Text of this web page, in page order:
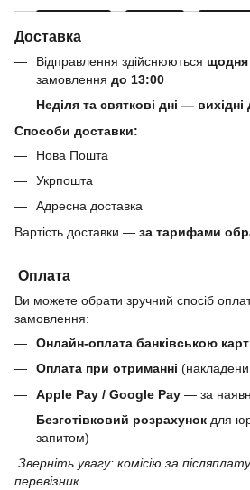
Доставка
Відправлення здійснюються щодня
замовлення до 13:00
Неділя та святкові дні — вихідні
Способи доставки:
Нова Пошта
Укрпошта
Адресна доставка
Вартість доставки — за тарифами
Оплата
Ви можете обрати зручний спосіб
замовлення:
Онлайн-оплата банківською
Оплата при отриманні
Apple Pay / Google Pay — за
Безготівковий розрахунок для
запитом)
Зверніть увагу: комісію за
перевізник.